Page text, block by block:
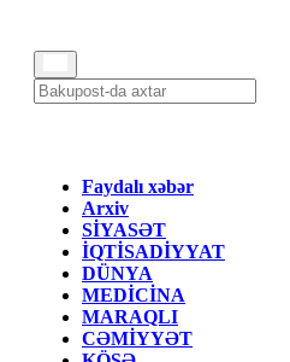
Faydalı xəbər
Arxiv
SİYASƏT
İQTİSADİYYAT
DÜNYA
MEDİCİNA
MARAQLI
CƏMİYYƏT